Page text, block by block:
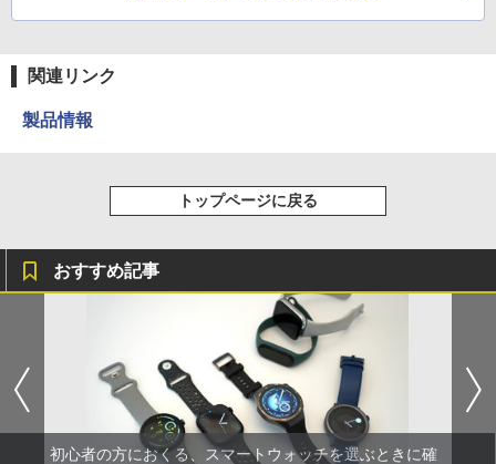
関連リンク
製品情報
トップページに戻る
おすすめ記事
初心者の方におくる、スマートウォッチを選ぶときに確